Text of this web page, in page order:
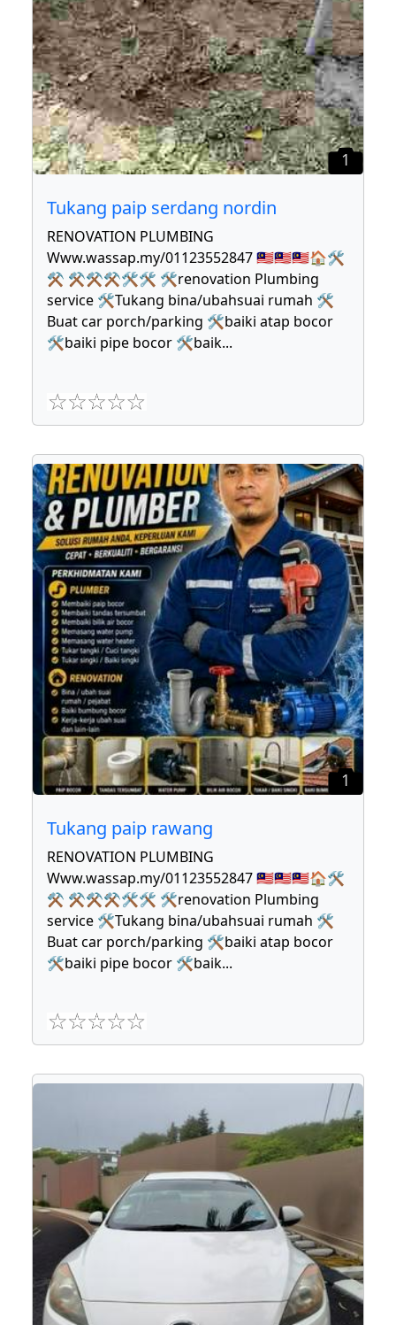
1
Tukang paip serdang nordin
RENOVATION PLUMBING
Www.wassap.my/01123552847 🇲🇾🇲🇾🇲🇾🏠🛠
⚒ ⚒⚒⚒🛠🛠 🛠renovation Plumbing
service 🛠Tukang bina/ubahsuai rumah 🛠
Buat car porch/parking 🛠baiki atap bocor
🛠baiki pipe bocor 🛠baik...
1
Tukang paip rawang
RENOVATION PLUMBING
Www.wassap.my/01123552847 🇲🇾🇲🇾🇲🇾🏠🛠
⚒ ⚒⚒⚒🛠🛠 🛠renovation Plumbing
service 🛠Tukang bina/ubahsuai rumah 🛠
Buat car porch/parking 🛠baiki atap bocor
🛠baiki pipe bocor 🛠baik...